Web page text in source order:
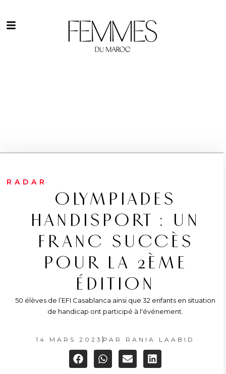
RADAR
OLYMPIADES
HANDISPORT : UN
FRANC SUCCÈS
POUR LA 2ÈME
ÉDITION
50 élèves de l’EFI Casablanca ainsi que 32 enfants en situation
de handicap ont participé à l'événement.
14 MARS 2023 PAR RANIA LAABID